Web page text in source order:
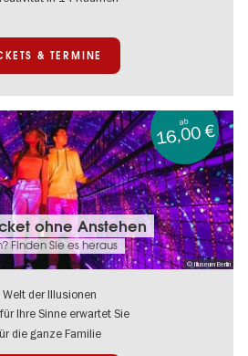
& TERMINE
© Illuseum Berlin
ohne Anstehen
Finden Sie es heraus
ab
16,00 €
der Illusionen
Ihre Sinne erwartet Sie
die ganze Familie